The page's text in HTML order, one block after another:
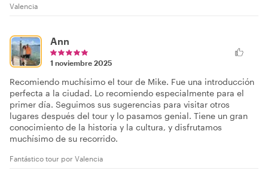
Valencia
Ann
1 noviembre 2025
Recomiendo muchísimo el tour de Mike. Fue una introducción
perfecta a la ciudad. Lo recomiendo especialmente para el
primer día. Seguimos sus sugerencias para visitar otros
lugares después del tour y lo pasamos genial. Tiene un gran
conocimiento de la historia y la cultura, y disfrutamos
muchísimo de su recorrido.
Fantástico tour por Valencia